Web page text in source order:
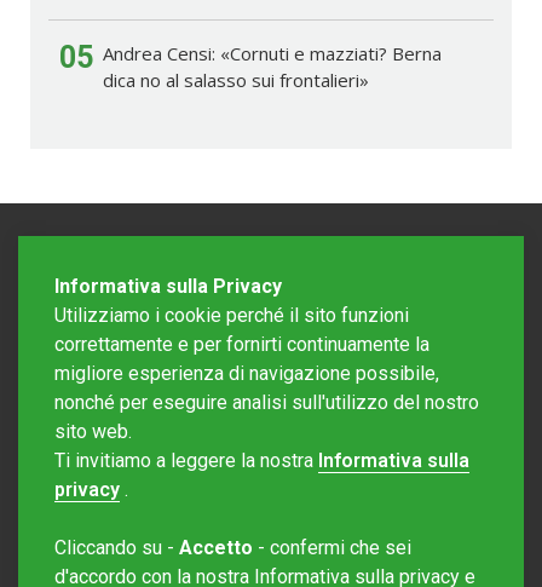
05 Andrea Censi: «Cornuti e mazziati? Berna
dica no al salasso sui frontalieri»
Editore Rotostampa SA
Sito creato daRedesign
Informativa sulla Privacy
Utilizziamo i cookie perché il sito funzioni
correttamente e per fornirti continuamente la
migliore esperienza di navigazione possibile,
nonché per eseguire analisi sull'utilizzo del nostro
sito web.
Ti invitiamo a leggere la nostra Informativa sulla
privacy .
Cliccando su - Accetto - confermi che sei
d'accordo con la nostra Informativa sulla privacy e